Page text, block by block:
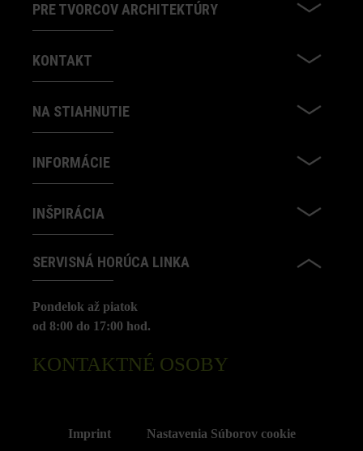
PRE TVORCOV ARCHITEKTÚRY
KONTAKT
NA STIAHNUTIE
INFORMÁCIE
INŠPIRÁCIA
SERVISNÁ HORÚCA LINKA
Pondelok až piatok
od 8:00 do 17:00 hod.
KONTAKTNÉ OSOBY
Imprint Nastavenia Súborov cookie